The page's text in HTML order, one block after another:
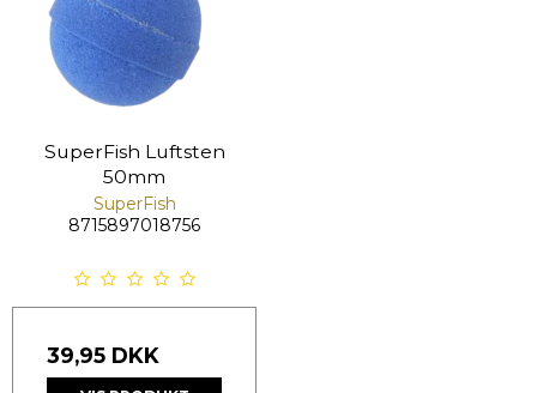
SuperFish Luftsten
50mm
SuperFish
8715897018756
39,95 DKK